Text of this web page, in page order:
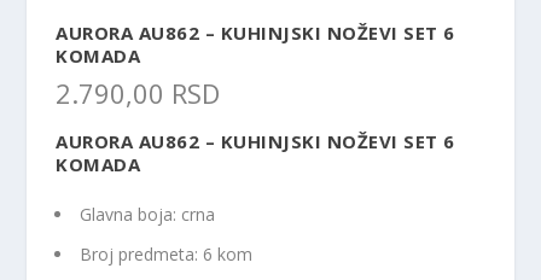
AURORA AU862 – KUHINJSKI NOŽEVI SET 6
KOMADA
2.790,00 RSD
AURORA AU862 – KUHINJSKI NOŽEVI SET 6
KOMADA
Glavna boja: crna
Broj predmeta: 6 kom